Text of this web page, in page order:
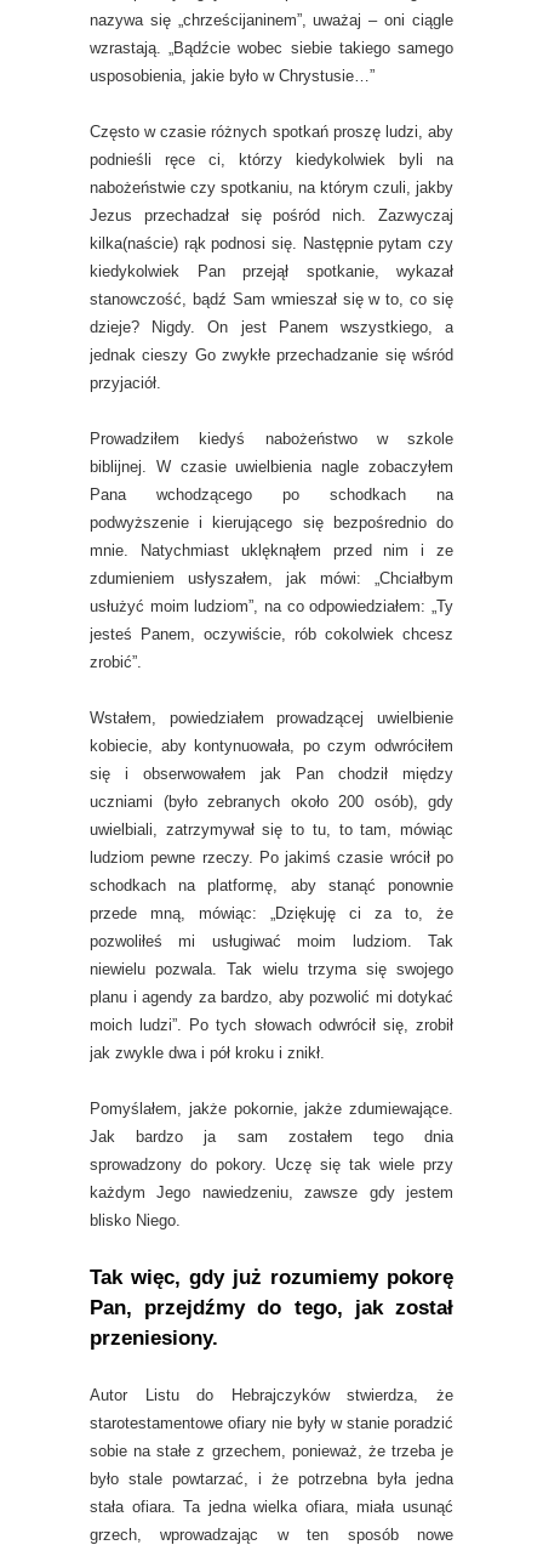
nazywa się „chrześcijaninem”, uważaj – oni ciągle
wzrastają. „Bądźcie wobec siebie takiego samego
usposobienia, jakie było w Chrystusie…”
Często w czasie różnych spotkań proszę ludzi, aby
podnieśli ręce ci, którzy kiedykolwiek byli na
nabożeństwie czy spotkaniu, na którym czuli, jakby
Jezus przechadzał się pośród nich. Zazwyczaj
kilka(naście) rąk podnosi się. Następnie pytam czy
kiedykolwiek Pan przejął spotkanie, wykazał
stanowczość, bądź Sam wmieszał się w to, co się
dzieje? Nigdy. On jest Panem wszystkiego, a
jednak cieszy Go zwykłe przechadzanie się wśród
przyjaciół.
Prowadziłem kiedyś nabożeństwo w szkole
biblijnej. W czasie uwielbienia nagle zobaczyłem
Pana wchodzącego po schodkach na
podwyższenie i kierującego się bezpośrednio do
mnie. Natychmiast uklęknąłem przed nim i ze
zdumieniem usłyszałem, jak mówi: „Chciałbym
usłużyć moim ludziom”, na co odpowiedziałem: „Ty
jesteś Panem, oczywiście, rób cokolwiek chcesz
zrobić”.
Wstałem, powiedziałem prowadzącej uwielbienie
kobiecie, aby kontynuowała, po czym odwróciłem
się i obserwowałem jak Pan chodził między
uczniami (było zebranych około 200 osób), gdy
uwielbiali, zatrzymywał się to tu, to tam, mówiąc
ludziom pewne rzeczy. Po jakimś czasie wrócił po
schodkach na platformę, aby stanąć ponownie
przede mną, mówiąc: „Dziękuję ci za to, że
pozwoliłeś mi usługiwać moim ludziom. Tak
niewielu pozwala. Tak wielu trzyma się swojego
planu i agendy za bardzo, aby pozwolić mi dotykać
moich ludzi”. Po tych słowach odwrócił się, zrobił
jak zwykle dwa i pół kroku i znikł.
Pomyślałem, jakże pokornie, jakże zdumiewające.
Jak bardzo ja sam zostałem tego dnia
sprowadzony do pokory. Uczę się tak wiele przy
każdym Jego nawiedzeniu, zawsze gdy jestem
blisko Niego.
Tak więc, gdy już rozumiemy pokorę
Pan, przejdźmy do tego, jak został
przeniesiony.
Autor Listu do Hebrajczyków stwierdza, że
starotestamentowe ofiary nie były w stanie poradzić
sobie na stałe z grzechem, ponieważ, że trzeba je
było stale powtarzać, i że potrzebna była jedna
stała ofiara. Ta jedna wielka ofiara, miała usunąć
grzech, wprowadzając w ten sposób nowe